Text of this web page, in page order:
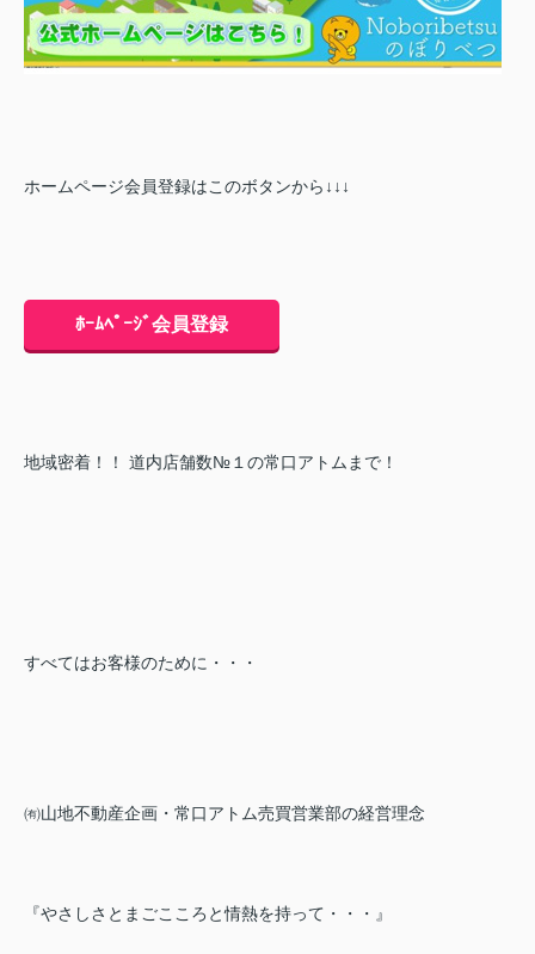
ホームページ会員登録はこのボタンから↓↓↓
ﾎｰﾑﾍﾟｰｼﾞ会員登録
地域密着！！ 道内店舗数№１の常口アトムまで！
すべてはお客様のために・・・
㈲山地不動産企画・常口アトム売買営業部の経営理念
『やさしさとまごこころと情熱を持って・・・』